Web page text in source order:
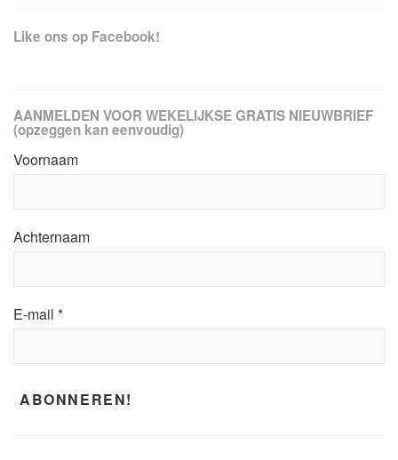
Like ons op Facebook!
AANMELDEN VOOR WEKELIJKSE GRATIS NIEUWBRIEF
(opzeggen kan eenvoudig)
Voornaam
Achternaam
E-mail *